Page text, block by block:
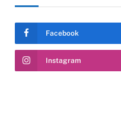
Facebook
Instagram